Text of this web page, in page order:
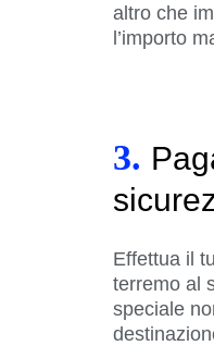
altro che
l’importo
3.
Effettua il
terremo al
speciale